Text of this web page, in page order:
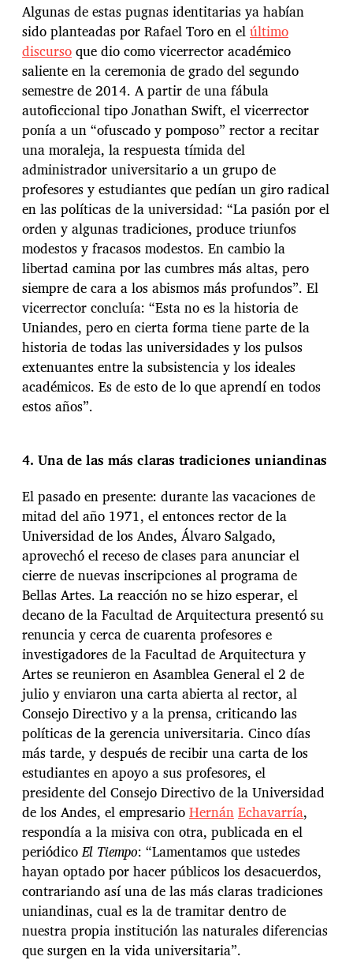
Algunas de estas pugnas identitarias ya habían
sido planteadas por Rafael Toro en elúltimo
discursoque dio como vicerrector académico
saliente en la ceremonia de grado del segundo
semestre de 2014. A partir de una fábula
autoficcional tipo Jonathan Swift, el vicerrector
ponía a un “ofuscado y pomposo” rector a recitar
una moraleja, la respuesta tímida del
administrador universitario a un grupo de
profesores y estudiantes que pedían un giro radical
en las políticas de la universidad: “La pasión por el
orden y algunas tradiciones, produce triunfos
modestos y fracasos modestos. En cambio la
libertad camina por las cumbres más altas, pero
siempre de cara a los abismos más profundos”. El
vicerrector concluía: “Esta no es la historia de
Uniandes, pero en cierta forma tiene parte de la
historia de todas las universidades y los pulsos
extenuantes entre la subsistencia y los ideales
académicos. Es de esto de lo que aprendí en todos
estos años”.
4. Una de las más claras tradiciones uniandinas
El pasado en presente: durante las vacaciones de
mitad del año 1971, el entonces rector de la
Universidad de los Andes, Álvaro Salgado,
aprovechó el receso de clases para anunciar el
cierre de nuevas inscripciones al programa de
Bellas Artes. La reacción no se hizo esperar, el
decano de la Facultad de Arquitectura presentó su
renuncia y cerca de cuarenta profesores e
investigadores de la Facultad de Arquitectura y
Artes se reunieron en Asamblea General el 2 de
julio y enviaron una carta abierta al rector, al
Consejo Directivo y a la prensa, criticando las
políticas de la gerencia universitaria. Cinco días
más tarde, y después de recibir una carta de los
estudiantes en apoyo a sus profesores, el
presidente del Consejo Directivo de la Universidad
de los Andes, el empresarioHernánEchavarría,
respondía a la misiva con otra, publicada en el
periódicoEl Tiempo: “Lamentamos que ustedes
hayan optado por hacer públicos los desacuerdos,
contrariando así una de las más claras tradiciones
uniandinas, cual es la de tramitar dentro de
nuestra propia institución las naturales diferencias
que surgen en la vida universitaria”.